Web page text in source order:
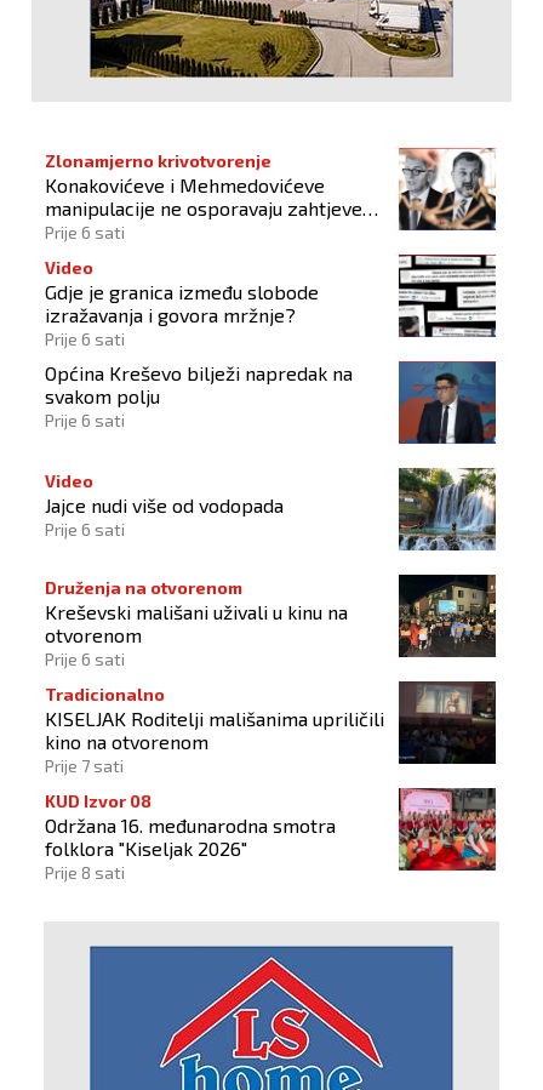
Zlonamjerno krivotvorenje
Konakovićeve i Mehmedovićeve
manipulacije ne osporavaju zahtjeve
Hrvata
Prije 6 sati
Video
Gdje je granica između slobode
izražavanja i govora mržnje?
Prije 6 sati
Općina Kreševo bilježi napredak na
svakom polju
Prije 6 sati
Video
Jajce nudi više od vodopada
Prije 6 sati
Druženja na otvorenom
Kreševski mališani uživali u kinu na
otvorenom
Prije 6 sati
Tradicionalno
KISELJAK Roditelji mališanima upriličili
kino na otvorenom
Prije 7 sati
KUD Izvor 08
Održana 16. međunarodna smotra
folklora "Kiseljak 2026"
Prije 8 sati